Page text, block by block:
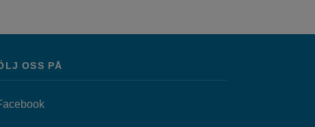
OSS PÅ
Länk till annan webbplats, öppnas i nytt fönster.